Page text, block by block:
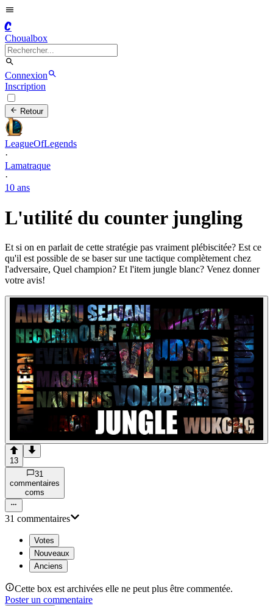
C
Choualbox
Connexion
Inscription
Retour
LeagueOfLegends
·
Lamatraque
·
10 ans
L'utilité du counter jungling
Et si on en parlait de cette stratégie pas vraiment plébiscitée? Est ce
qu'il est possible de se baser sur une tactique complètement chez
l'adversaire, Quel champion? Et l'item jungle blanc? Venez donner
votre avis!
13
31
commentaires
coms
31 commentaires
Votes
Nouveaux
Anciens
Cette box est archivées elle ne peut plus être commentée.
Poster un commentaire